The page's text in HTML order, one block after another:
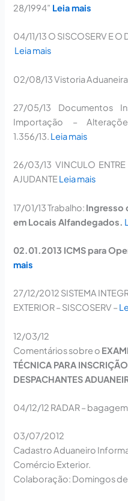
28/1994” Leia mais
04/11/13 O SISCOSERV E O
Leia mais
02/08/13Vistoria Aduaneira
27/05/13 Documentos
Importação –
1.356/13. Leia mais
26/03/13 VINCULO
AJUDANTELeia mais
17/01/13Trabalho: Ingresso
em Locais Alfandegados.
02.01.2013 ICMS para
mais
27/12/2012 SISTEMA
EXTERIOR – SISCOSERV –
12/03/12
Comentários sobre o
TÉCNICA PARA
DESPACHANTES
04/12/12 RADAR –
03/07/2012
Cadastro Aduaneiro
Comércio Exterior.
Colaboração: Domingos de